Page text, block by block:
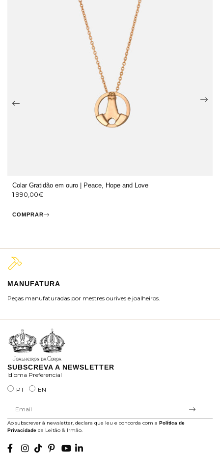
Colar Gratidão em ouro | Peace, Hope and Love
1.990,00€
COMPRAR
MANUFATURA
Peças manufaturadas por mestres ourives e joalheiros.
SUBSCREVA A NEWSLETTER
Idioma Preferencial
PT
EN
Ao subscrever à newsletter, declara que leu e concorda com a Política de
Privacidade da Leitão & Irmão.